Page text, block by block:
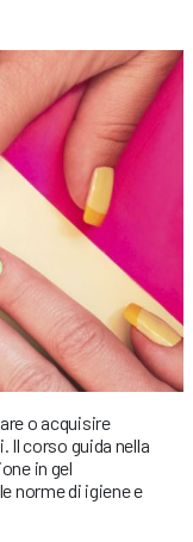
o acquisire
Il corso guida nella
in gel
norme di igiene e